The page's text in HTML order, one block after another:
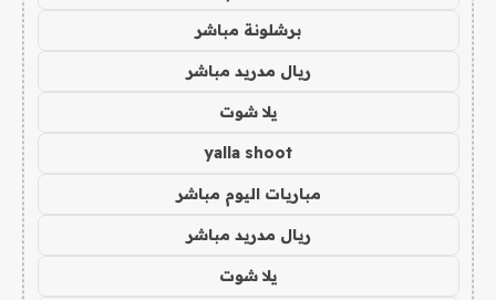
برشلونة مباشر
ريال مدريد مباشر
يلا شوت
yalla shoot
مباريات اليوم مباشر
ريال مدريد مباشر
يلا شوت